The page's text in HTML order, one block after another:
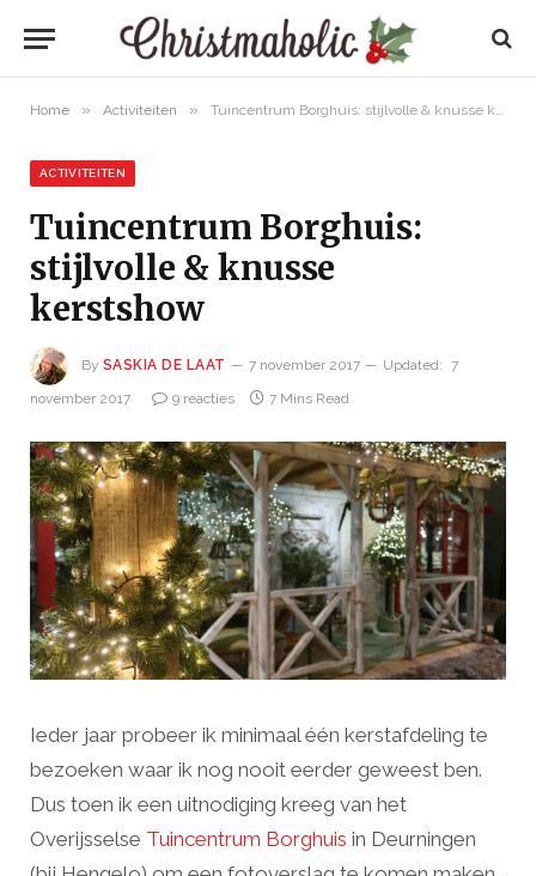
Home » Activiteiten » Tuincentrum Borghuis: stijlvolle & knusse kerstshow
ACTIVITEITEN
Tuincentrum Borghuis:
stijlvolle & knusse
kerstshow
By SASKIA DE LAAT 7 november 2017 Updated: 7
november 2017
9 reacties 7 Mins Read
Ieder jaar probeer ik minimaal één kerstafdeling te
bezoeken waar ik nog nooit eerder geweest ben.
Dus toen ik een uitnodiging kreeg van het
Overijsselse Tuincentrum Borghuis in Deurningen